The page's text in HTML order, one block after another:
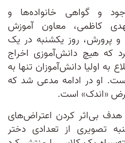
و گواهی خانواده‌ها و
کاظمی، معاون آموزش
پرورش، روز یکشنبه در یک
که هیچ دانش‌آموزی اخراج
به اولیا دانش‌آموزان تنها به
او در ادامه مدعی شد که
«اندک» است.
هدف بی‌اثر کردن اعتراض‌های
تصویری از تعدادی دختر